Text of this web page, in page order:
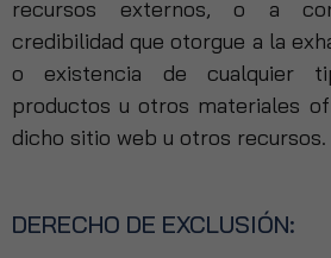
recursos externos, o a
credibilidad que otorgue a la
o existencia de cualquier
productos u otros materiales
dicho sitio web u otros recursos.
DERECHO DE EXCLUSIÓN: